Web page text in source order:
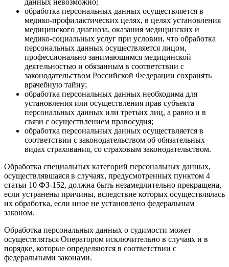
данных невозможно;
обработка персональных данных осуществляется в
медико-профилактических целях, в целях установления
медицинского диагноза, оказания медицинских и
медико-социальных услуг при условии, что обработка
персональных данных осуществляется лицом,
профессионально занимающимся медицинской
деятельностью и обязанным в соответствии с
законодательством Российской Федерации сохранять
врачебную тайну;
обработка персональных данных необходима для
установления или осуществления прав субъекта
персональных данных или третьих лиц, а равно и в
связи с осуществлением правосудия;
обработка персональных данных осуществляется в
соответствии с законодательством об обязательных
видах страхования, со страховым законодательством.
Обработка специальных категорий персональных данных,
осуществлявшаяся в случаях, предусмотренных пунктом 4
статьи 10 ФЗ-152, должна быть незамедлительно прекращена,
если устранены причины, вследствие которых осуществлялась
их обработка, если иное не установлено федеральным
законом.
Обработка персональных данных о судимости может
осуществляться Оператором исключительно в случаях и в
порядке, которые определяются в соответствии с
федеральными законами.